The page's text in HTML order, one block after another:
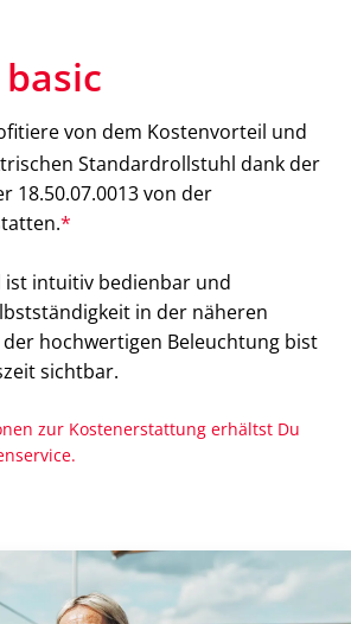
basic
von dem Kostenvorteil und
Standardrollstuhl dank der
18.50.07.0013 von der
*
ist intuitiv bedienbar und
in der näheren
hochwertigen Beleuchtung bist
sichtbar.
zur Kostenerstattung erhältst Du